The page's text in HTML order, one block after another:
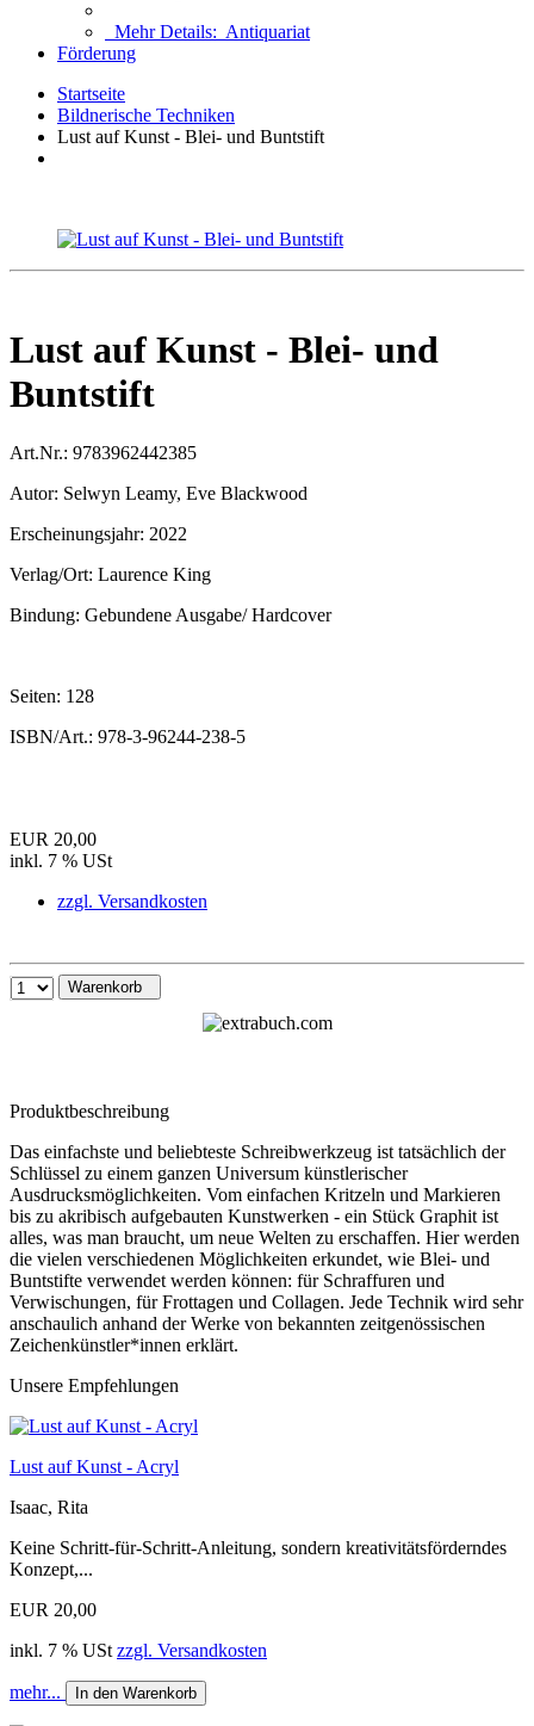
Mehr Details: Antiquariat
Förderung
Startseite
Bildnerische Techniken
Lust auf Kunst - Blei- und Buntstift
Lust auf Kunst - Blei- und
Buntstift
Art.Nr.: 9783962442385
Autor: Selwyn Leamy, Eve Blackwood
Erscheinungsjahr: 2022
Verlag/Ort: Laurence King
Bindung: Gebundene Ausgabe/ Hardcover
Seiten: 128
ISBN/Art.: 978-3-96244-238-5
EUR 20,00
inkl. 7 % USt
zzgl. Versandkosten
Warenkorb
Produktbeschreibung
Das einfachste und beliebteste Schreibwerkzeug ist tatsächlich der
Schlüssel zu einem ganzen Universum künstlerischer
Ausdrucksmöglichkeiten. Vom einfachen Kritzeln und Markieren
bis zu akribisch aufgebauten Kunstwerken - ein Stück Graphit ist
alles, was man braucht, um neue Welten zu erschaffen. Hier werden
die vielen verschiedenen Möglichkeiten erkundet, wie Blei- und
Buntstifte verwendet werden können: für Schraffuren und
Verwischungen, für Frottagen und Collagen. Jede Technik wird sehr
anschaulich anhand der Werke von bekannten zeitgenössischen
Zeichenkünstler*innen erklärt.
Unsere Empfehlungen
Lust auf Kunst - Acryl
Isaac, Rita
Keine Schritt-für-Schritt-Anleitung, sondern kreativitätsförderndes
Konzept,...
EUR 20,00
inkl. 7 % USt zzgl. Versandkosten
mehr... In den Warenkorb